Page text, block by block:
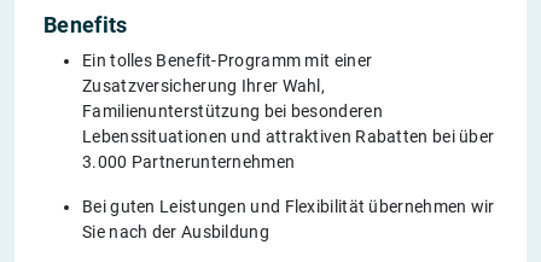
Benefits
Ein tolles Benefit-Programm mit einer
Zusatzversicherung Ihrer Wahl,
Familienunterstützung bei besonderen
Lebenssituationen und attraktiven Rabatten bei über
3.000 Partnerunternehmen
Bei guten Leistungen und Flexibilität übernehmen wir
Sie nach der Ausbildung